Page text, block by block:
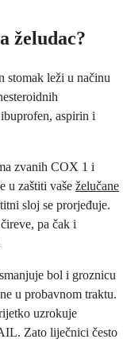
želudac?
stomak leži u načinu
aspirin i
zvanih COX 1 i
u zaštiti vaše želučane
sloj se prorjeđuje.
pa čak i
bol i groznicu
u probavnom traktu.
uzrokuje
Zato liječnici često